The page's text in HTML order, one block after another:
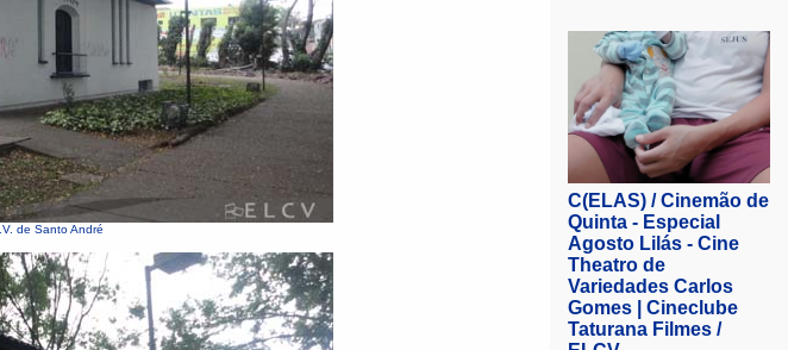
de Santo André